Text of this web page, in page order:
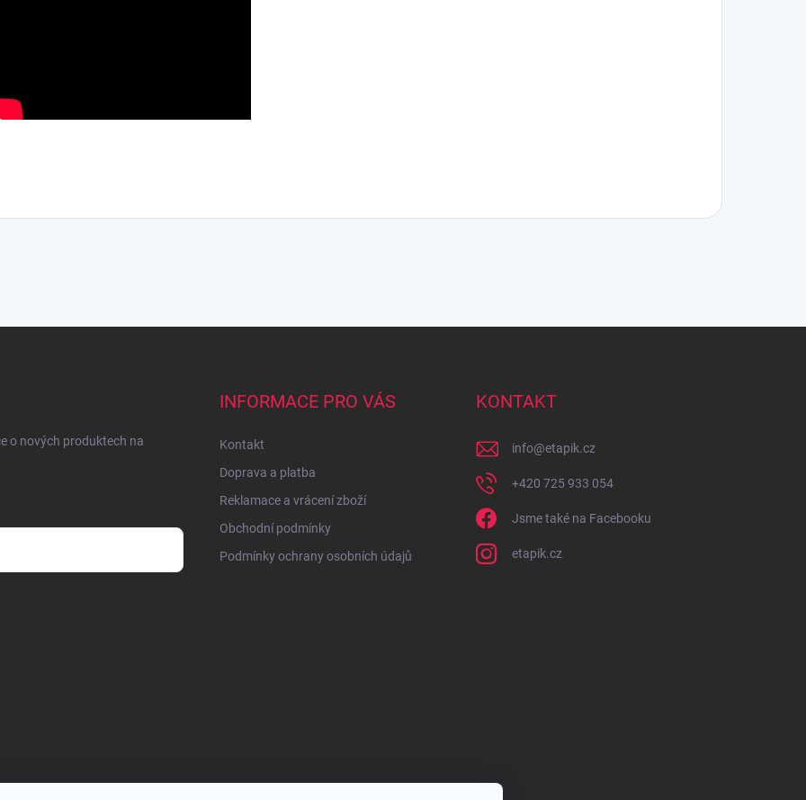
o nových produktech na
INFORMACE PRO VÁS
Kontakt
Doprava a platba
Reklamace a vrácení zboží
Obchodní podmínky
Podmínky ochrany osobních údajů
KONTAKT
info@etapik.cz
+420 725 933 054
Jsme také na Facebooku
etapik.cz